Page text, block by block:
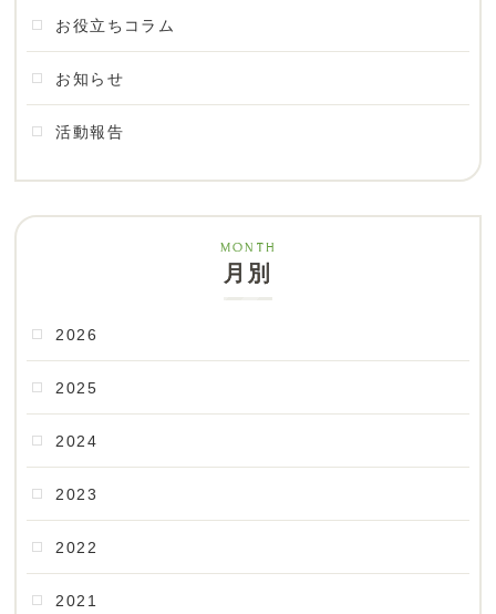
お役立ちコラム
お知らせ
活動報告
月別
2026
2025
2024
2023
2022
2021